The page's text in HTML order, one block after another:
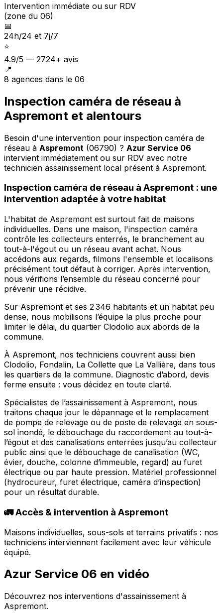
Intervention immédiate ou sur RDV
(zone du 06)
📅
24h/24 et 7j/7
⭐
4.9/5 — 2724+ avis
📍
8 agences dans le 06
Inspection caméra de réseau à
Aspremont et alentours
Besoin d'une intervention pour inspection caméra de
réseau à Aspremont (06790) ? Azur Service 06
intervient immédiatement ou sur RDV avec notre
technicien assainissement local présent à Aspremont.
Inspection caméra de réseau à Aspremont : une
intervention adaptée à votre habitat
L'habitat de Aspremont est surtout fait de maisons
individuelles. Dans une maison, l'inspection caméra
contrôle les collecteurs enterrés, le branchement au
tout-à-l'égout ou un réseau avant achat. Nous
accédons aux regards, filmons l'ensemble et localisons
précisément tout défaut à corriger. Après intervention,
nous vérifions l’ensemble du réseau concerné pour
prévenir une récidive.
Sur Aspremont et ses 2 346 habitants et un habitat peu
dense, nous mobilisons l’équipe la plus proche pour
limiter le délai, du quartier Clodolio aux abords de la
commune.
À Aspremont, nos techniciens couvrent aussi bien
Clodolio, Fondalin, La Collette que La Vallière, dans tous
les quartiers de la commune. Diagnostic d’abord, devis
ferme ensuite : vous décidez en toute clarté.
Spécialistes de l’assainissement à Aspremont, nous
traitons chaque jour le dépannage et le remplacement
de pompe de relevage ou de poste de relevage en sous-
sol inondé, le débouchage du raccordement au tout-à-
l’égout et des canalisations enterrées jusqu’au collecteur
public ainsi que le débouchage de canalisation (WC,
évier, douche, colonne d’immeuble, regard) au furet
électrique ou par haute pression. Matériel professionnel
(hydrocureur, furet électrique, caméra d’inspection)
pour un résultat durable.
🚛 Accès & intervention à Aspremont
Maisons individuelles, sous-sols et terrains privatifs : nos
techniciens interviennent facilement avec leur véhicule
équipé.
Azur Service 06 en vidéo
Découvrez nos interventions d'assainissement à
Aspremont.